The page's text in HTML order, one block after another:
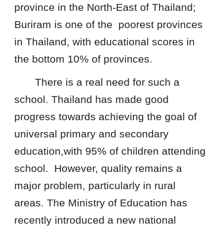
province in the North-East of Thailand;
Buriram is one of the poorest provinces
in Thailand, with educational scores in
the bottom 10% of provinces.
There is a real need for such a
school. Thailand has made good
progress towards achieving the goal of
universal primary and secondary
education,with 95% of children attending
school. However, quality remains a
major problem, particularly in rural
areas. The Ministry of Education has
recently introduced a new national